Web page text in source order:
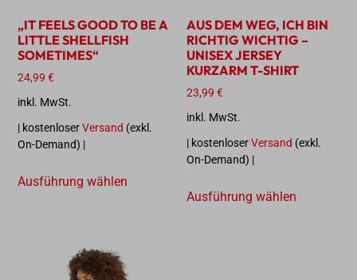
„IT FEELS GOOD TO BE A
LITTLE SHELLFISH
SOMETIMES“
24,99€
inkl. MwSt.
| kostenloserVersand (exkl.
On-Demand) |
Ausführung wählen
AUS DEM WEG, ICH BIN
RICHTIG WICHTIG –
UNISEX JERSEY
KURZARM T-SHIRT
23,99 €
inkl. MwSt.
| kostenloserVersand (exkl.
On-Demand) |
Ausführung wählen